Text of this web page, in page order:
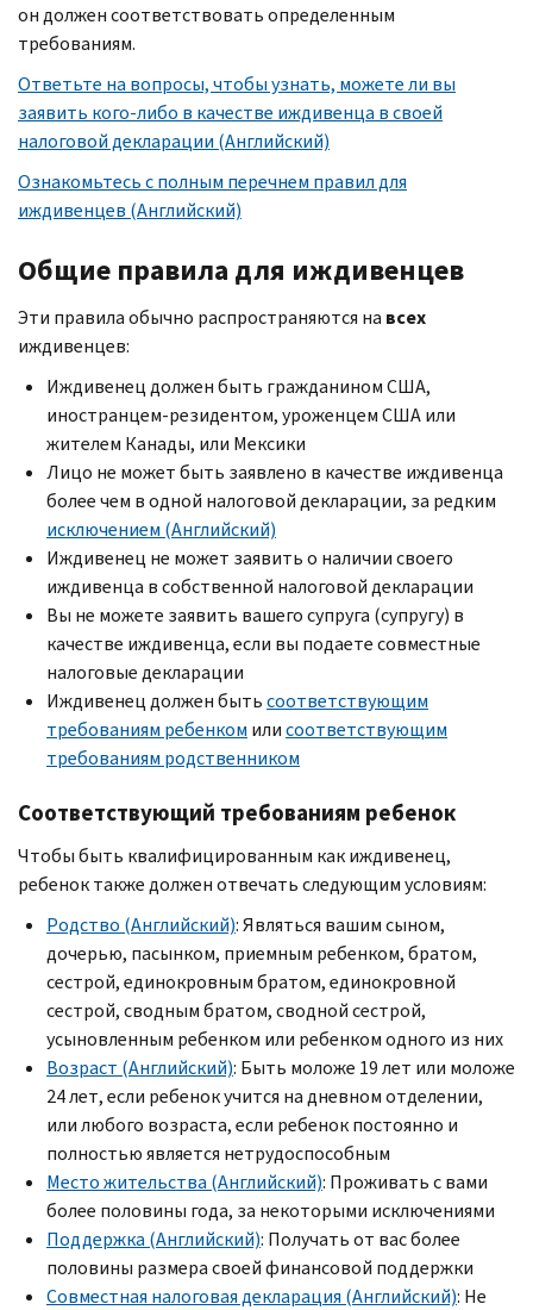
он должен соответствовать определенным
требованиям.
Ответьте на вопросы, чтобы узнать, можете ли вы
заявить кого-либо в качестве иждивенца в своей
налоговой декларации (Английский)
Ознакомьтесь с полным перечнем правил для
иждивенцев (Английский)
Общие правила для иждивенцев
Эти правила обычно распространяются на всех
иждивенцев:
Иждивенец должен быть гражданином США,
иностранцем-резидентом, уроженцем США или
жителем Канады, или Мексики
Лицо не может быть заявлено в качестве иждивенца
более чем в одной налоговой декларации, за редким
исключением (Английский)
Иждивенец не может заявить о наличии своего
иждивенца в собственной налоговой декларации
Вы не можете заявить вашего супруга (супругу) в
качестве иждивенца, если вы подаете совместные
налоговые декларации
Иждивенец должен бытьсоответствующим
требованиям ребенком илисоответствующим
требованиям родственником
Соответствующий требованиям ребенок
Чтобы быть квалифицированным как иждивенец,
ребенок также должен отвечать следующим условиям:
Родство (Английский): Являться вашим сыном,
дочерью, пасынком, приемным ребенком, братом,
сестрой, единокровным братом, единокровной
сестрой, сводным братом, сводной сестрой,
усыновленным ребенком или ребенком одного из них
Возраст (Английский): Быть моложе 19 лет или моложе
24 лет, если ребенок учится на дневном отделении,
или любого возраста, если ребенок постоянно и
полностью является нетрудоспособным
Место жительства (Английский): Проживать с вами
более половины года, за некоторыми исключениями
Поддержка (Английский): Получать от вас более
половины размера своей финансовой поддержки
Совместная налоговая декларация (Английский): Не